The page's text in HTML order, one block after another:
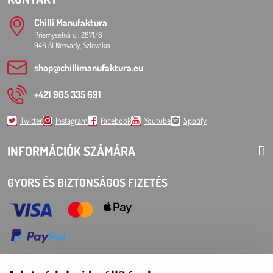
Chilli Manufaktura
Priemyselná ul. 2871/8
946 51 Nesvady, Szlovákia
shop​@chillimanufaktura​.eu
+421 905 335 691
Twitter Instagram Facebook Youtube Spotify
INFORMÁCIÓK SZÁMÁRA
GYORS ÉS BIZTONSÁGOS FIZETÉS